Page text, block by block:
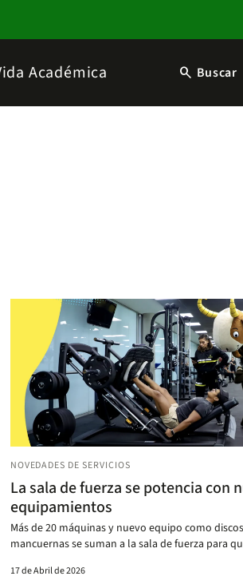
Académica search Buscar
NOVEDADES DE SERVICIOS
La sala de fuerza se potencia con
equipamientos
Más de 20 máquinas y nuevo equipo como
mancuernas se suman a la sala de fuerza para
17 de Abril de 2026